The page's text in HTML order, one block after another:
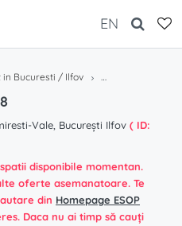
EN
in Bucuresti / Ilfov CTPark
Vale, București Ilfov ( ID:
disponibile momentan.
oferte asemanatoare. Te
din Homepage ESOP
Daca nu ai timp să cauți